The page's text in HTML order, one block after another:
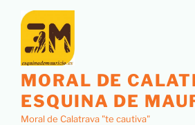
contenido
MORAL DE
ESQUINA DE
Moral de Calatrava "te cautiva"